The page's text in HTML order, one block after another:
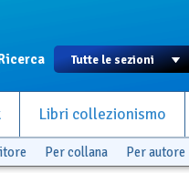
Libri collezionismo
Per collana Per autore